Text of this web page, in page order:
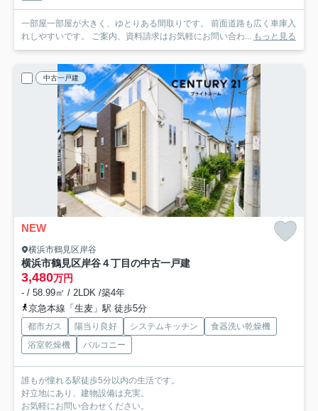
一部屋一部屋が大きく、ゆとりある間取りです。 前面道路も広く車庫入
れしやすいです。 ご案内、資料請求はお気軽にお問い合わ...
もっと見る
中古一戸建
NEW
横浜市鶴見区岸谷
横浜市鶴見区岸谷４丁目の中古一戸建
3,480万円
- / 58.99㎡ / 2LDK /築4年
京急本線「生麦」駅 徒歩5分
都市ガス 陽当り良好 システムキッチン
食器洗い乾燥機
浴室乾燥機
バルコニー
誰もが憧れる駅徒歩5分以内の生活です。
好立地にあり、建物設備は充実。
お気軽にお問い合わせください。